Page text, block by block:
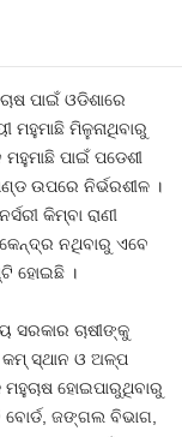
ପାଇଁ ଓଡିଶାରେ
ମିଳୁନାଥିବାରୁ
ମହୁମାଛି ପାଇଁ ପଡେଶୀ
ଉପରେ ନିର୍ଭରଶୀଳ ।
କିମ୍ବା ରାଣୀ
ନଥିବାରୁ ଏବେ
ହୋଇଛି ।
ସରକାର ଚାଷୀଙ୍କୁ
ସ୍ଥାନ ଓ ଅଳ୍ପ
ହୋଇପାରୁଥିବାରୁ
ଜଙ୍ଗଲ ବିଭାଗ,